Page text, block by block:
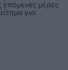
μέρες
για